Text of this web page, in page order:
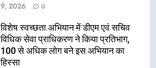
9, 2026
0
विशेष स्वच्छता अभियान में डीएम एवं सचिव
विधिक सेवा प्राधिकरण ने किया प्रतिभाग,
100 से अधिक लोग बने इस अभियान का
हिस्सा